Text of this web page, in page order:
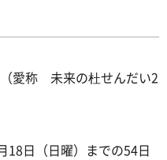
愛称 未来の杜せんだい2
18日（日曜）までの54日